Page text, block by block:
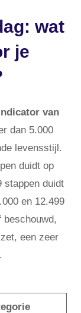
wat
je
van
dan 5.000
levensstijl.
duidt op
stappen duidt
en 12.499
beschouwd,
een zeer